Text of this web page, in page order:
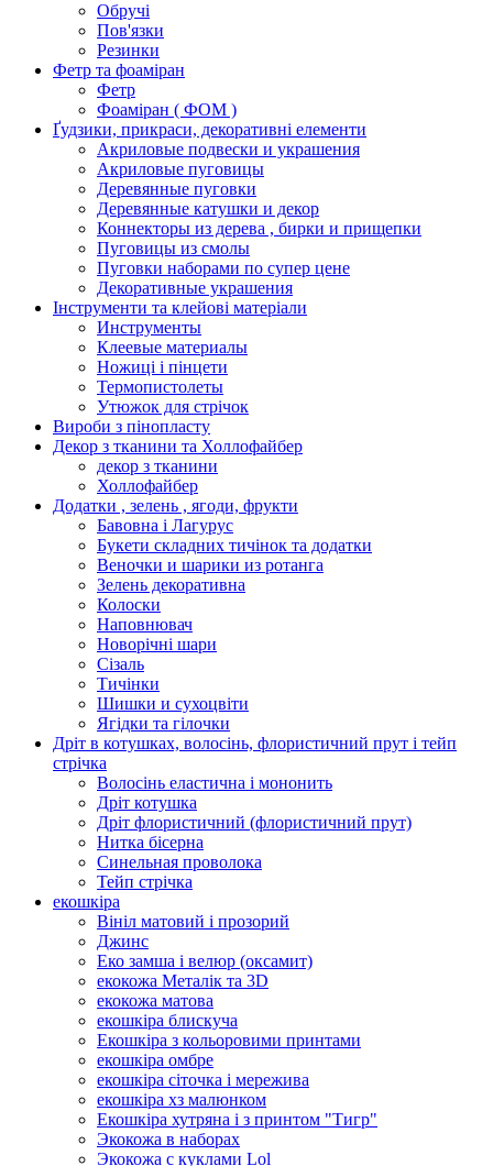
Обручі
Пов'язки
Резинки
Фетр та фоаміран
Фетр
Фоаміран ( ФОМ )
Ґудзики, прикраси, декоративні елементи
Акриловые подвески и украшения
Акриловые пуговицы
Деревянные пуговки
Деревянные катушки и декор
Коннекторы из дерева , бирки и прищепки
Пуговицы из смолы
Пуговки наборами по супер цене
Декоративные украшения
Інструменти та клейові матеріали
Инструменты
Клеевые материалы
Ножиці і пінцети
Термопистолеты
Утюжок для стрічок
Вироби з пінопласту
Декор з тканини та Холлофайбер
декор з тканини
Холлофайбер
Додатки , зелень , ягоди, фрукти
Бавовна і Лагурус
Букети складних тичінок та додатки
Веночки и шарики из ротанга
Зелень декоративна
Колоски
Наповнювач
Новорічні шари
Сізаль
Тичінки
Шишки и сухоцвіти
Ягідки та гілочки
Дріт в котушках, волосінь, флористичний прут і тейп
стрічка
Волосінь еластична і мононить
Дріт котушка
Дріт флористичний (флористичний прут)
Нитка бісерна
Синельная проволока
Тейп стрічка
екошкіра
Вініл матовий і прозорий
Джинс
Еко замша і велюр (оксамит)
екокожа Металік та 3D
екокожа матова
екошкіра блискуча
Екошкіра з кольоровими принтами
екошкіра омбре
екошкіра сіточка і мережива
екошкіра хз малюнком
Екошкіра хутряна і з принтом "Тигр"
Экокожа в наборах
Экокожа с куклами Lol